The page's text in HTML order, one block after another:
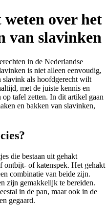
over het
van slavinken
in de Nederlandse
is niet alleen eenvoudig,
slavink als hoofdgerecht wilt
met de juiste kennis en
tafel zetten. In dit artikel gaan
en bakken van slavinken,
die bestaan uit gehakt
ontbijt- of katenspek. Het gehakt
combinatie van beide zijn.
zijn gemakkelijk te bereiden.
in de pan, maar ook in de
gegaard.